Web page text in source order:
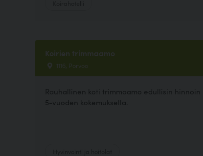
Koirien trimmaamo
1116, Porvoo
Rauhallinen koti trimmaamo edullisin hinnoin
5-vuoden kokemuksella.